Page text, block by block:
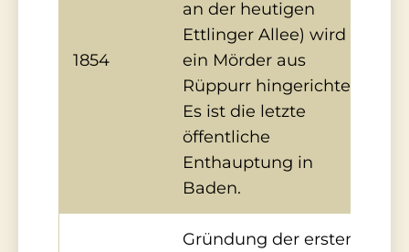
1854
an der heutigen
Ettlinger Allee) wird
ein Mörder aus
Rüppurr hingerichtet.
Es ist die letzte
öffentliche
Enthauptung in
Baden.
Gründung der ersten